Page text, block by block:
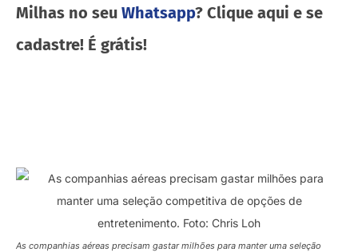
Milhas no seu Whatsapp? Clique aqui e se
cadastre! É grátis!
As companhias aéreas precisam gastar milhões para manter uma seleção